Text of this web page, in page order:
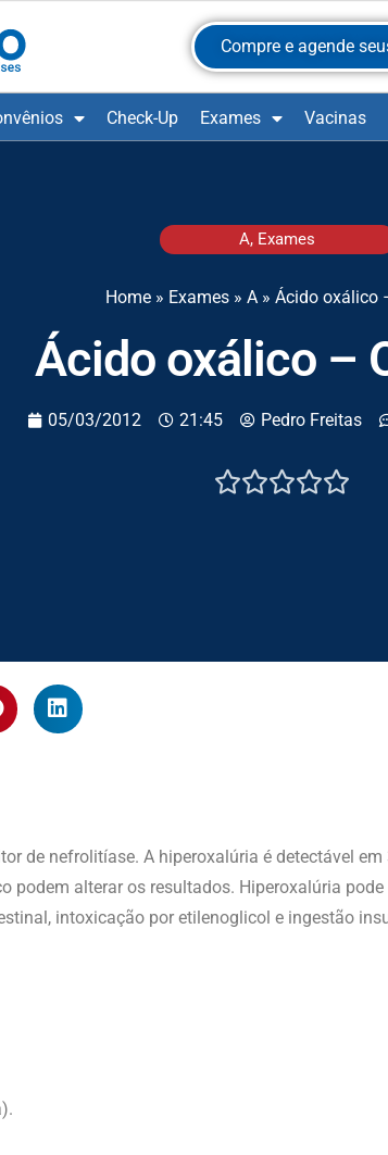
Compre e agende
Check-Up Exames Vacinas
A, Exames
Home» Exames» A» Ácido oxálico
Ácido oxálico –
05/03/2012 21:45 Pedro Freitas

de nefrolitíase. A hiperoxalúria é detectável
podem alterar os resultados. Hiperoxalúria
intoxicação por etilenoglicol e ingestão